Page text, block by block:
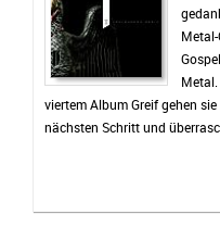
viertem Album Greif gehen
nächsten Schritt und